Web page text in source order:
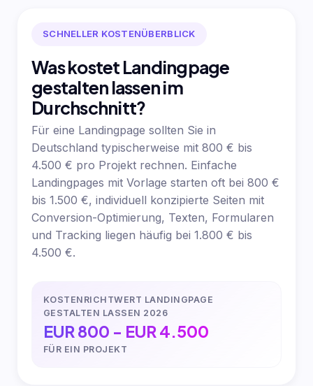
SCHNELLER KOSTENÜBERBLICK
Was kostet Landingpage
gestalten lassen im
Durchschnitt?
Für eine Landingpage sollten Sie in
Deutschland typischerweise mit 800 € bis
4.500 € pro Projekt rechnen. Einfache
Landingpages mit Vorlage starten oft bei 800 €
bis 1.500 €, individuell konzipierte Seiten mit
Conversion-Optimierung, Texten, Formularen
und Tracking liegen häufig bei 1.800 € bis
4.500 €.
KOSTENRICHTWERT LANDINGPAGE
GESTALTEN LASSEN 2026
EUR 800 - EUR 4.500
FÜR EIN PROJEKT